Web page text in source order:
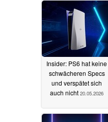
Insider: PS6 hat keine
schwächeren Specs
und verspätet sich
auch nicht 20.05.2026